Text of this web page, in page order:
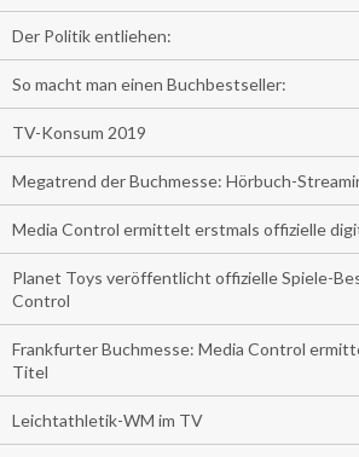
Der Politik entliehen:
So macht man einen Buchbestseller:
TV-Konsum 2019
Megatrend der Buchmesse: Hörbuch-
Media Control ermittelt erstmals offizielle
Planet Toys veröffentlicht offizielle Spiele-
Control
Frankfurter Buchmesse: Media Control
Titel
Leichtathletik-WM im TV